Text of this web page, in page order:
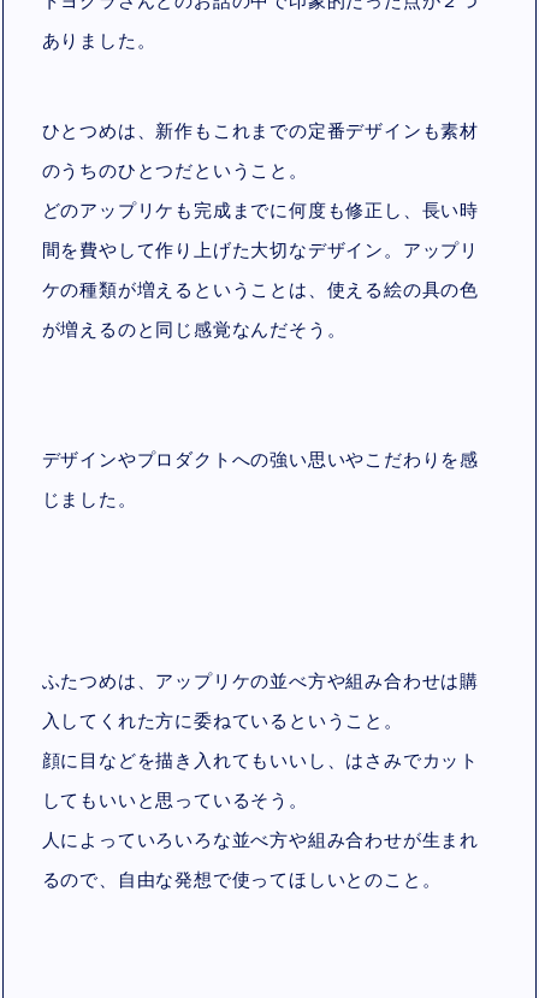
ありました。
ひとつめは、新作もこれまでの定番デザインも素材
のうちのひとつだということ。
どのアップリケも完成までに何度も修正し、長い時
間を費やして作り上げた大切なデザイン。アップリ
ケの種類が増えるということは、使える絵の具の色
が増えるのと同じ感覚なんだそう。
デザインやプロダクトへの強い思いやこだわりを感
じました。
ふたつめは、アップリケの並べ方や組み合わせは購
入してくれた方に委ねているということ。
顔に目などを描き入れてもいいし、はさみでカット
してもいいと思っているそう。
人によっていろいろな並べ方や組み合わせが生まれ
るので、自由な発想で使ってほしいとのこと。